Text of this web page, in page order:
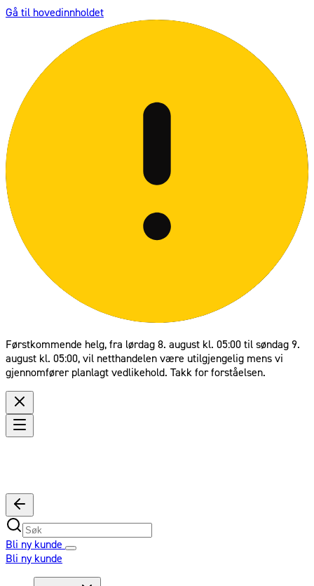
Gå til hovedinnholdet
Førstkommende helg, fra lørdag 8. august kl. 05:00 til søndag 9.
august kl. 05:00, vil netthandelen være utilgjengelig mens vi
gjennomfører planlagt vedlikehold. Takk for forståelsen.
Bli ny kunde
Bli ny kunde